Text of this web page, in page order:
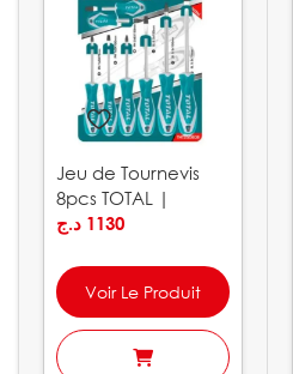
Jeu de Tournevis
8pcs TOTAL |
THT250608
1130 د.ج
Voir Le Produit